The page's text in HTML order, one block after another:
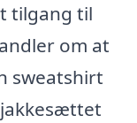
tilgang til
om at
sweatshirt